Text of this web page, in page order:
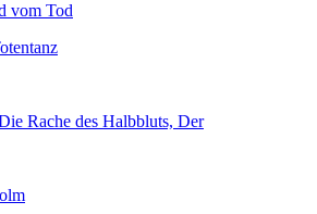
vom Tod
Rache des Halbbluts, Der